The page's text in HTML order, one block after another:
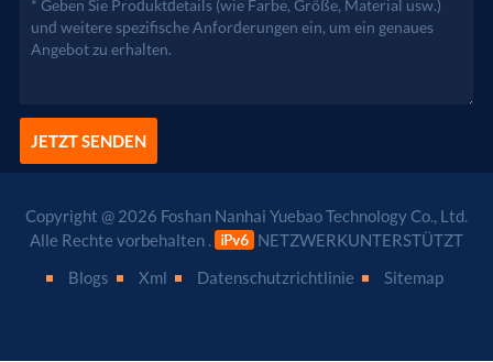
JETZT SENDEN
Copyright @ 2026 Foshan Nanhai Yuebao Technology Co., Ltd.
Alle Rechte vorbehalten .
NETZWERKUNTERSTÜTZT
Blogs
Xml Datenschutzrichtlinie Sitemap